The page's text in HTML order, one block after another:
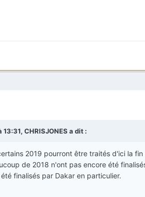
13:31, CHRISJONES a dit :
2019 pourront être traités d'ici la
de 2018 n'ont pas encore été
finalisés par Dakar en particulier.